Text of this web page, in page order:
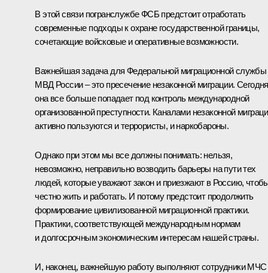
В этой связи погранслужбе ФСБ предстоит отработать
современные подходы к охране государственной границы,
сочетающие войсковые и оперативные возможности.
Важнейшая задача для Федеральной миграционной службы
МВД России – это пресечение незаконной миграции. Сегодня
она все больше попадает под контроль международной
организованной преступности. Каналами незаконной
активно пользуются и террористы, и наркобароны.
Однако при этом мы все должны понимать: нельзя,
невозможно, неправильно возводить барьеры на пути тех
людей, которые уважают закон и приезжают в Россию,
честно жить и работать. И потому предстоит продолжить
формирование цивилизованной миграционной практики.
Практики, соответствующей международным нормам
и долгосрочным экономическим интересам нашей страны.
И, наконец, важнейшую работу выполняют сотрудники МЧС